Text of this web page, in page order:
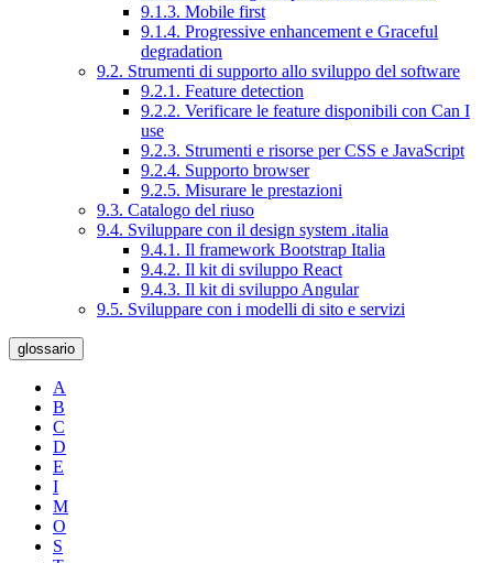
9.1.3. Mobile first
9.1.4. Progressive enhancement e Graceful
degradation
9.2. Strumenti di supporto allo sviluppo del software
9.2.1. Feature detection
9.2.2. Verificare le feature disponibili con Can I
use
9.2.3. Strumenti e risorse per CSS e JavaScript
9.2.4. Supporto browser
9.2.5. Misurare le prestazioni
9.3. Catalogo del riuso
9.4. Sviluppare con il design system .italia
9.4.1. Il framework Bootstrap Italia
9.4.2. Il kit di sviluppo React
9.4.3. Il kit di sviluppo Angular
9.5. Sviluppare con i modelli di sito e servizi
glossario
A
B
C
D
E
I
M
O
S